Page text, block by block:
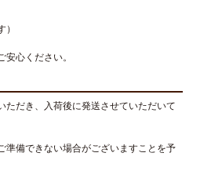
心ください。
ただき、入荷後に発送させていただいて
準備できない場合がございますことを予